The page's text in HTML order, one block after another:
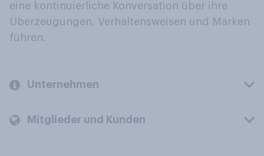
eine kontinuierliche Konversation über ihre
Überzeugungen, Verhaltensweisen und Marken
führen.
Unternehmen
Mitglieder und Kunden